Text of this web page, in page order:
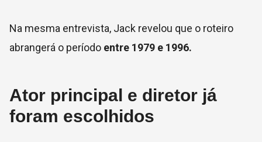
Na mesma entrevista, Jack revelou que o roteiro
abrangerá o período entre 1979 e 1996.
Ator principal e diretor já
foram escolhidos